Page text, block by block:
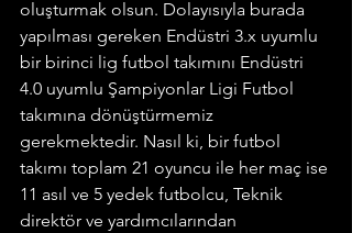
oluşturmak olsun. Dolayısıyla burada
yapılması gereken Endüstri 3.x uyumlu
bir birinci lig futbol takımını Endüstri
4.0 uyumlu Şampiyonlar Ligi Futbol
takımına dönüştürmemiz
gerekmektedir. Nasıl ki, bir futbol
takımı toplam 21 oyuncu ile her maç ise
11 asıl ve 5 yedek futbolcu, Teknik
direktör ve yardımcılarından